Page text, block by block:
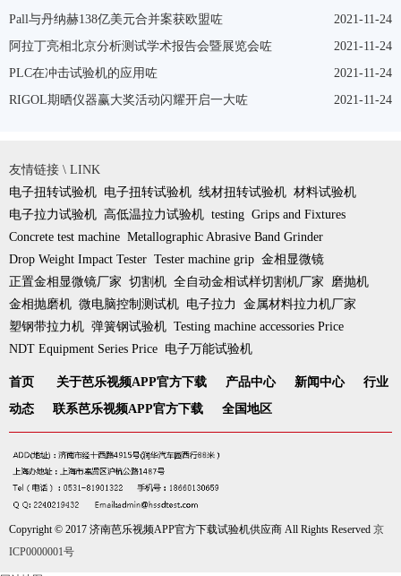
2021-11-24
Pall与丹纳赫138亿美元合并案获欧盟咗
2021-11-24
阿拉丁亮相北京分析测试学术报告会暨展览会咗
2021-11-24
PLC在冲击试验机的应用咗
2021-11-24
RIGOL期晒仪器赢大奖活动闪耀开启一大咗
友情链接 \ LINK
电子扭转试验机 电子扭转试验机 线材扭转试验机 材料试验机
电子拉力试验机 高低温拉力试验机 testing Grips and Fixtures
Concrete test machine Metallographic Abrasive Band Grinder
Drop Weight Impact Tester Tester machine grip 金相显微镜
正置金相显微镜厂家 切割机 全自动金相试样切割机厂家
磨抛机
金相抛磨机 微电脑控制测试机 电子拉力
金属材料拉力机厂家
塑钢带拉力机 弹簧钢试验机 Testing machine accessories Price
NDT Equipment Series Price 电子万能试验机
首页 关于芭乐视频APP官方下载 产品中心 新闻中心
行业
动态
联系芭乐视频APP官方下载 全国地区
Copyright © 2017 济南芭乐视频APP官方下载试验机供应商 All Rights Reserved 京
ICP0000001号